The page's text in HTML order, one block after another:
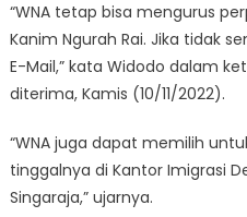
“WNA tetap bisa mengurus
Kanim Ngurah Rai. Jika tidak
E-Mail,” kata Widodo dalam
diterima, Kamis (10/11/2022).
“WNA juga dapat memilih
tinggalnya di Kantor Imigrasi
Singaraja,” ujarnya.